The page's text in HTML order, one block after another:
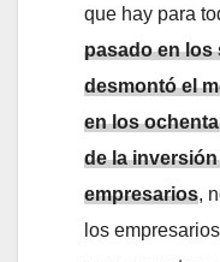
que hay para
pasado en
desmontó el
en los
de la
empresarios,
los